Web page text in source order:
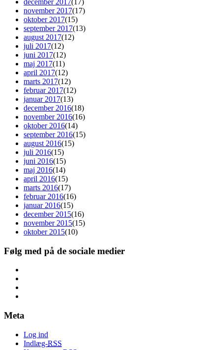
november 2017(17)
oktober 2017(15)
september 2017(13)
august 2017(12)
juli 2017(12)
juni 2017(12)
maj 2017(11)
april 2017(12)
marts 2017(12)
februar 2017(12)
januar 2017(13)
december 2016(18)
november 2016(16)
oktober 2016(14)
september 2016(15)
august 2016(15)
juli 2016(15)
juni 2016(15)
maj 2016(14)
april 2016(15)
marts 2016(17)
februar 2016(16)
januar 2016(15)
december 2015(16)
november 2015(15)
oktober 2015(10)
Følg med på de sociale medier
Meta
Log ind
Indlæg-RSS